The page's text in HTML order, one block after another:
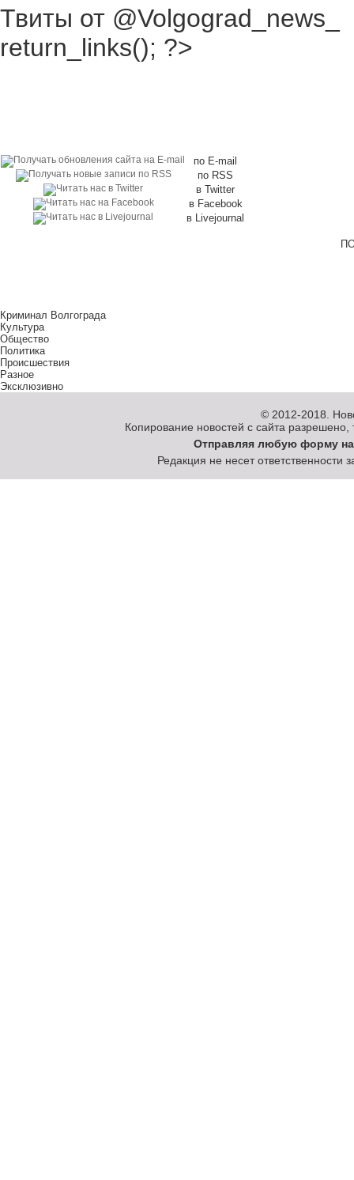
Твиты от @Volgograd_news_
return_links(); ?>
по E-mail
по RSS
в Twitter
в Facebook
в Livejournal
Криминал Волгограда
Культура
Общество
Политика
Происшествия
Разное
Эксклюзивно
© 2012-2018.
Копирование новостей с сайта разрешено,
Отправляя любую форму на
Редакция не несет